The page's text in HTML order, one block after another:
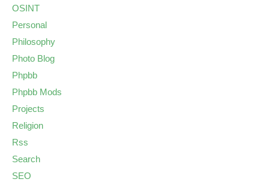
OSINT
Personal
Philosophy
Photo Blog
Phpbb
Phpbb Mods
Projects
Religion
Rss
Search
SEO